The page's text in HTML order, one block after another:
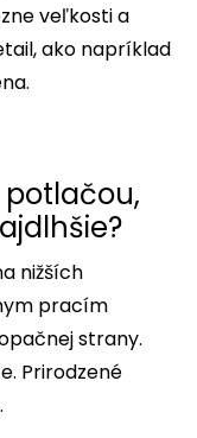
veľkosti a
ako napríklad
potlačou,
nižších
pracím
strany.
Prirodzené